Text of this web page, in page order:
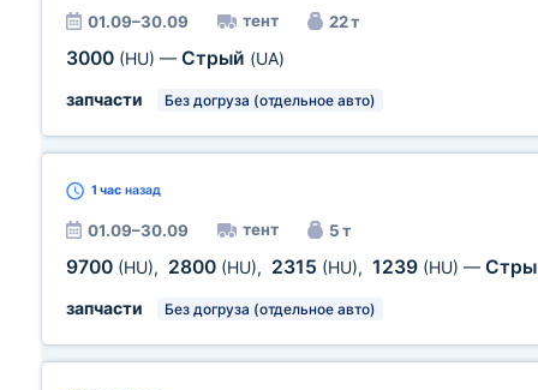
01.09–30.09 тент 22 т
3000 (HU) — Стрый (UA)
запчасти
Без догруза (отдельное авто)
1 час назад
01.09–30.09 тент 5 т
9700 (HU), 2800 (HU), 2315 (HU), 1239 (HU) —
запчасти Без догруза (отдельное авто)